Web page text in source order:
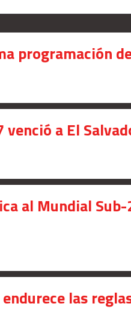
programación
venció a El
al Mundial
las